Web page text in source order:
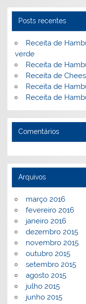
o
k
Posts recentes
Receita de
verde
Receita de
Receita de
Receita de
Receita de
Comentários
Arquivos
março 2016
fevereiro 2016
janeiro 2016
dezembro 2015
novembro 2015
outubro 2015
setembro 2015
agosto 2015
julho 2015
junho 2015